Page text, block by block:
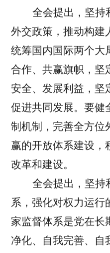
全会提出，坚持
外交政策，推动构建
统筹国内国际两个大
合作、共赢旗帜，坚
安全、发展利益，坚
促进共同发展。要健
制机制，完善全方位
赢的开放体系建设，
改革和建设。
全会提出，坚持
系，强化对权力运行
家监督体系是党在长
净化、自我完善、自